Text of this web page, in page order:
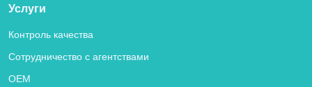
Услуги
Контроль качества
Сотрудничество с агентствами
OEM